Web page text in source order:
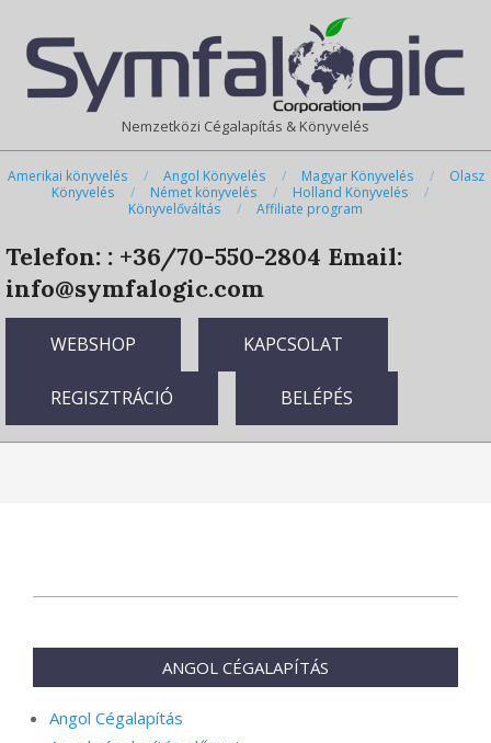
content
Navigation
Menu
Nemzetközi Cégalapítás & Könyvelés
Amerikai könyvelés Angol Könyvelés Magyar Könyvelés
Olasz
Könyvelés
Német könyvelés
Holland Könyvelés
Könyvelőváltás
Affiliate program
Telefon: : +36/70-550-2804 Email:
info@symfalogic.com
WEBSHOP KAPCSOLAT
REGISZTRÁCIÓ BELÉPÉS
ANGOL CÉGALAPÍTÁS
Angol Cégalapítás